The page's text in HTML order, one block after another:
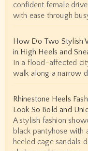
confident female
with ease through
How Do Two Stylish
in High Heels and
In a flood-affected
walk along a narrow
Rhinestone Heels
Look So Bold and
A stylish fashion
black pantyhose with
heeled cage sandals